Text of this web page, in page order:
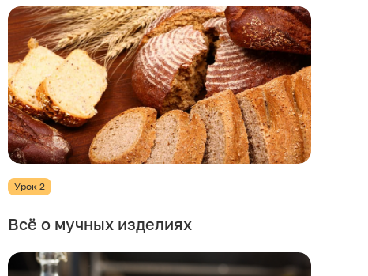
Урок 2
Всё о мучных изделиях